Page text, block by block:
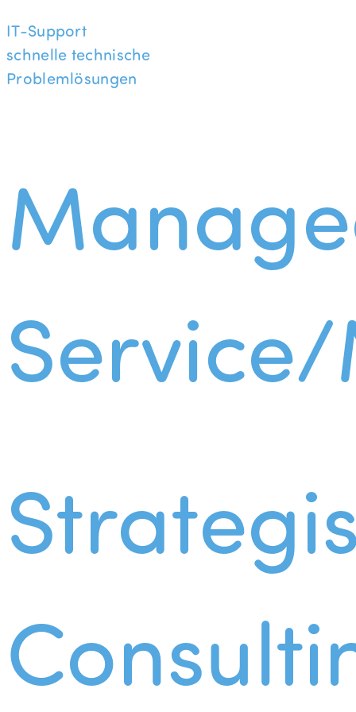
IT-Support
schnelle technische
Problemlösungen